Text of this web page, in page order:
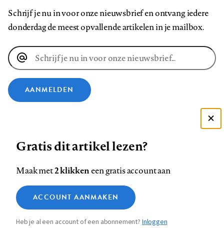
Schrijf je nu in voor onze nieuwsbrief en ontvang iedere
donderdag de meest opvallende artikelen in je mailbox.
E-
mailadres
AANMELDEN
ons
op
Facebook
ons
op
LinkedIn
ons
op
Bluesky
ons
op
Instagram
ons
op
YouTube
ons
Footer
navigation
Contact Colofon Disclaimer Privacy
Medische vragen verdienen
betrouwbare antwoorden
Zie onze cookie policy
Analytische cookies
Marketing cookies
Gratis dit artikel lezen?
Maak met2 klikkeneen gratis account aan
ACCOUNT AANMAKEN
Heb je al een account of een abonnement?Inloggen